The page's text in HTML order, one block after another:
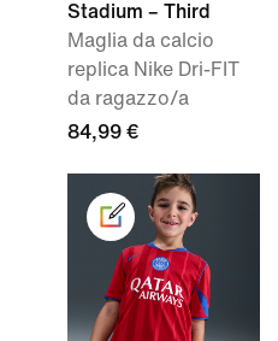
Stadium – Third
Maglia da calcio
replica Nike Dri-FIT
da ragazzo/a
84,99 €